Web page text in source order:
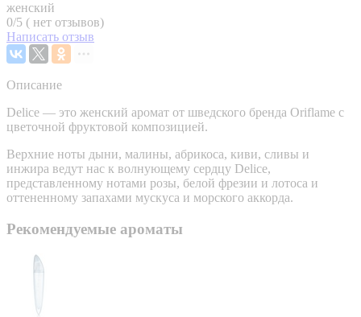
женский
0/5 ( нет отзывов)
Написать отзыв
Описание
Delice — это женский аромат от шведского бренда Oriflame с
цветочной фруктовой композицией.
Верхние ноты дыни, малины, абрикоса, киви, сливы и
инжира ведут нас к волнующему сердцу Delice,
представленному нотами розы, белой фрезии и лотоса и
оттененному запахами мускуса и морского аккорда.
Рекомендуемые ароматы